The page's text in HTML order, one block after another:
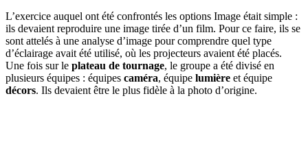
L’exercice auquel ont été confrontés les options Image était simple :
ils devaient reproduire une image tirée d’un film. Pour ce faire, ils se
sont attelés à une analyse d’image pour comprendre quel type
d’éclairage avait été utilisé, où les projecteurs avaient été placés.
Une fois sur le plateau de tournage, le groupe a été divisé en
plusieurs équipes : équipes caméra, équipe lumière et équipe
décors. Ils devaient être le plus fidèle à la photo d’origine.